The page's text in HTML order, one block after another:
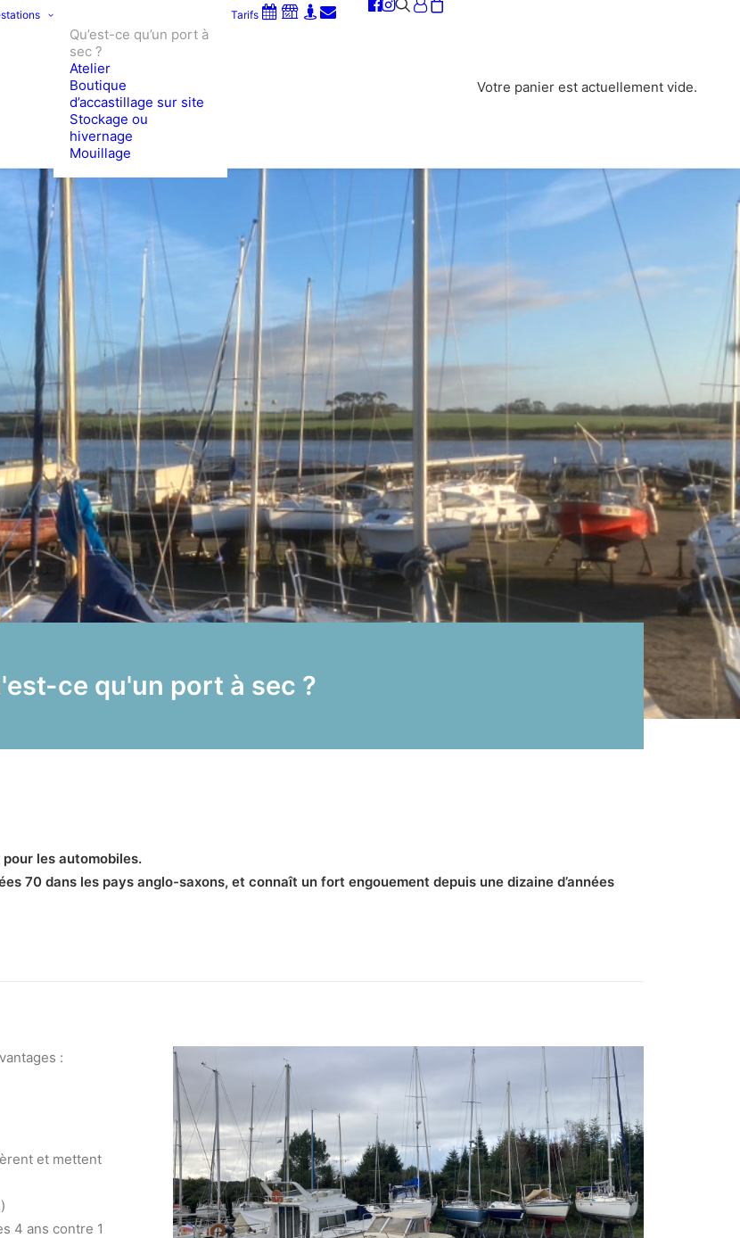
Qu’est-ce qu’un port à
sec ?
Atelier
Boutique
d’accastillage sur site
Stockage ou
hivernage
Mouillage
Tarifs
Votre panier est actuellement vide.
ce qu'un port à sec ?
les automobiles.
70 dans les pays anglo-saxons, et connaît un fort engouement depuis une dizaine d’années
:
et mettent
4 ans contre 1